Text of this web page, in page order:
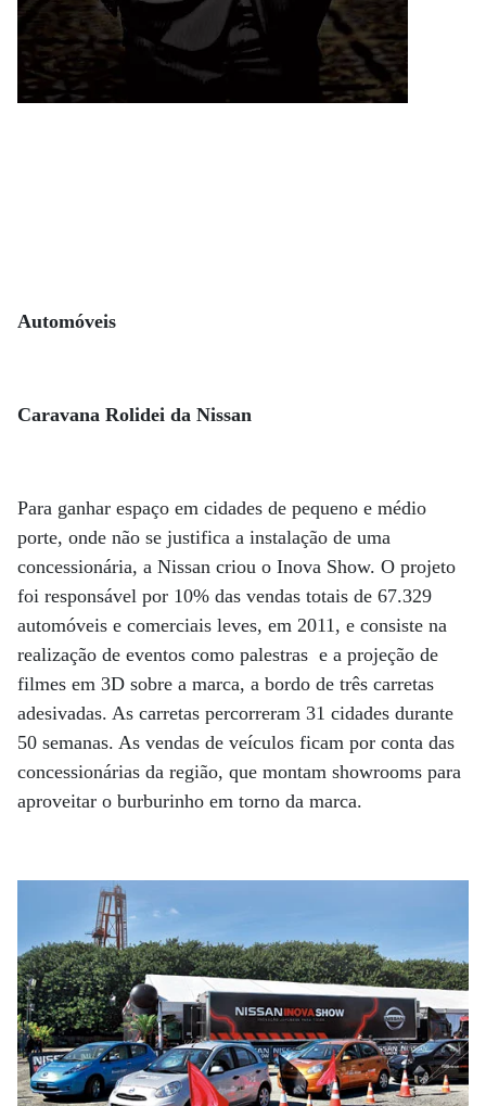
Automóveis
Caravana Rolidei da Nissan
Para ganhar espaço em cidades de pequeno e médio
porte, onde não se justifica a instalação de uma
concessionária, a Nissan criou o Inova Show. O projeto
foi responsável por 10% das vendas totais de 67.329
automóveis e comerciais leves, em 2011, e consiste na
realização de eventos como palestras e a projeção de
filmes em 3D sobre a marca, a bordo de três carretas
adesivadas. As carretas percorreram 31 cidades durante
50 semanas. As vendas de veículos ficam por conta das
concessionárias da região, que montam showrooms para
aproveitar o burburinho em torno da marca.